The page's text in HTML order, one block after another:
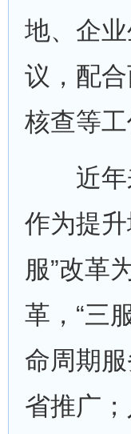
地、企
议，配
核查等
近年来
作为提
服”改革
革，“三
命周期
省推广